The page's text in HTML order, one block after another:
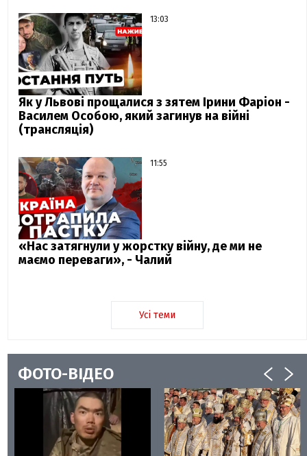
13:03
Як у Львові прощалися з зятем Ірини Фаріон -
Василем Особою, який загинув на війні
(трансляція)
11:55
«Нас затягнули у жорстку війну, де ми не
маємо переваги», - Чалий
Усі теми
ФОТО-ВІДЕО